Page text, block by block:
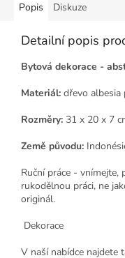
Popis Diskuze
Detailní popis
Bytová dekorace -
Materiál: dřevo
Rozměry: 31 x 20 x 7
Země původu:
Ruční práce - vnímejte,
rukodělnou práci, ne
originál.
Dekorace
V naší nabídce najdete